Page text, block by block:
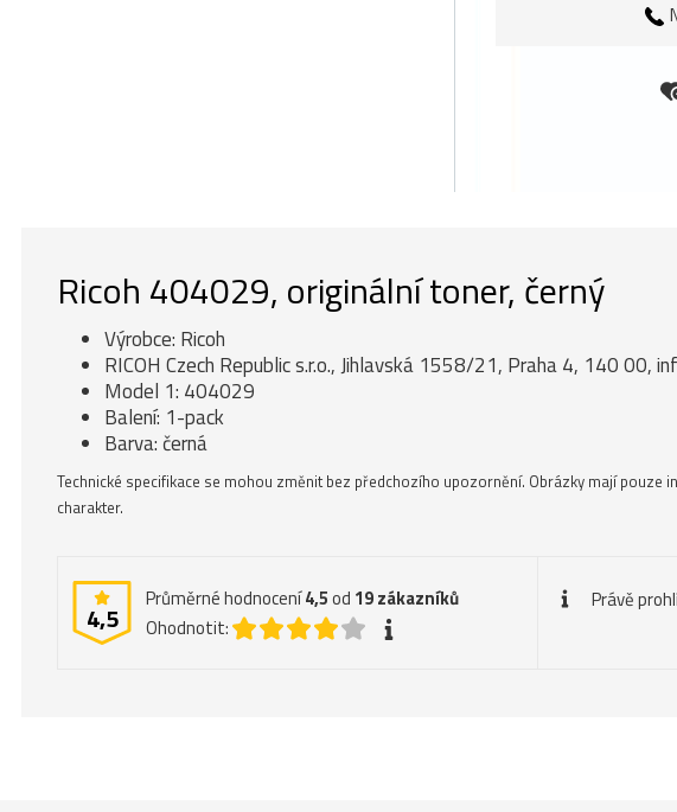
Ricoh 404029, originální toner, černý
Výrobce: Ricoh
RICOH Czech Republic s.r.o., Jihlavská 1558/21, Praha 4, 140 00,
Model 1: 404029
Balení: 1-pack
Barva: černá
Technické specifikace se mohou změnit bez předchozího upozornění. Obrázky mají pouze
charakter.
4,5
Průměrné hodnocení4,5od 19zákazníků
Ohodnotit:
Právě